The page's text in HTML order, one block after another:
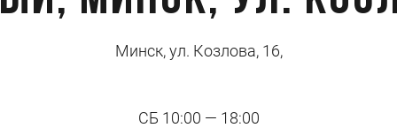
Минск, ул. Козлова, 16,
СБ 10:00 — 18:00